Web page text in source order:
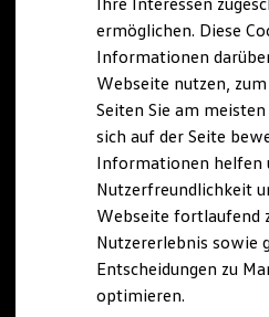
Für
Versicherungen &
Garantien
Kfz-Versicherung
Wartungsverträge
Besitzer & Service
Reparatur & Service
Sommer-Special
Reparatur,
Servicetermin
Service-Vorteile
ServicePlus
Economy Service
Räder & Reifen
Ersatzfahrzeuge
ermöglichen. Diese
Informationen
Webseite nutzen,
Seiten Sie am
sich auf der Seite
Informationen helfen
Nutzerfreundlichkeit
Webseite fortlaufend
Nutzererlebnis sowie
Entscheidungen zu
optimieren.